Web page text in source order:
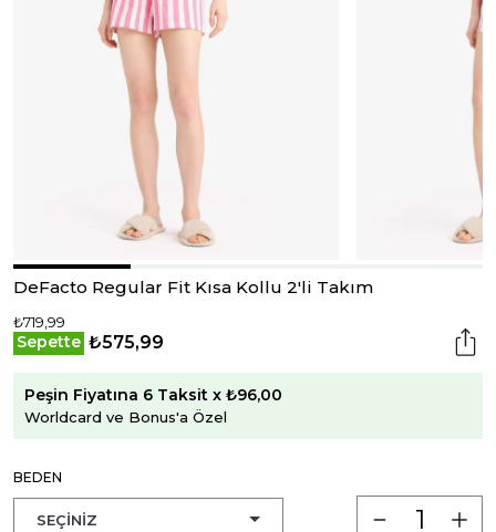
DeFacto Regular Fit Kısa Kollu 2'li Takım
₺719,99
Sepette ₺575,99
Peşin Fiyatına 6 Taksit x ₺96,00
Worldcard ve Bonus'a Özel
BEDEN